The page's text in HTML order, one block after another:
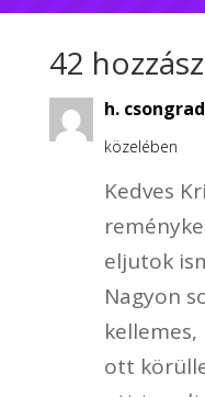
42
h.
közelében
Kedves
eljutok
Nagyon
ott